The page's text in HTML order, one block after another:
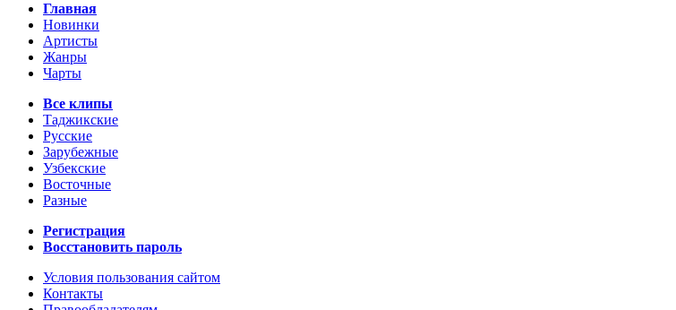
Главная
Новинки
Артисты
Жанры
Чарты
Все клипы
Таджикские
Русские
Зарубежные
Узбекские
Восточные
Разные
Регистрация
Восстановить пароль
Условия пользования сайтом
Контакты